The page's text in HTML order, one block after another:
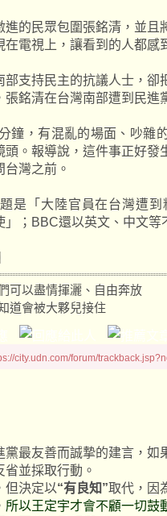
進的民眾包圍張銘清，並且
電視上，讓看到的人都感
部支持民主的抗議人士，卻
銘清在台灣南部遭到民進
鐘，有混亂的場面、吵雜
頭。報導說，這件事正好發
灣之前。
是「大陸官員在台灣遭
」；BBC還以英文、中文等
可以盡情揮灑、自由奔放
道會被大夥兒接住
city.udn.com/forum/
黨最友善而誠摯的建言，如
並採取行動。
但決定以“有良知”取代，因
所以王定宇才會不顧一切鼓